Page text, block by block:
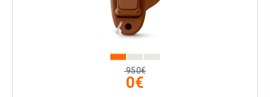
950€
0€